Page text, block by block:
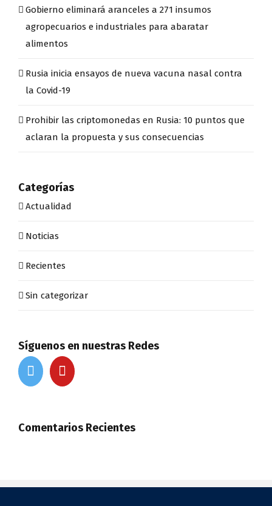
Gobierno eliminará aranceles a 271 insumos
agropecuarios e industriales para abaratar
alimentos
Rusia inicia ensayos de nueva vacuna nasal contra
la Covid-19
Prohibir las criptomonedas en Rusia: 10 puntos que
aclaran la propuesta y sus consecuencias
Categorías
Actualidad
Noticias
Recientes
Sin categorizar
Síguenos en nuestras Redes
Comentarios Recientes